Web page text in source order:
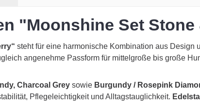
"Moonshine Set Stone
steht für eine harmonische Kombination aus Design
angenehme Passform für mittelgroße bis große
Charcoal Grey sowie Burgundy / Rosepink
Pflegeleichtigkeit und Alltagstauglichkeit.